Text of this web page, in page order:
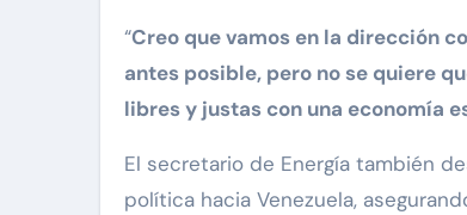
“Creo que vamos en la dirección
antes posible, pero no se quiere
libres y justas con una economía
El secretario de Energía también
política hacia Venezuela,